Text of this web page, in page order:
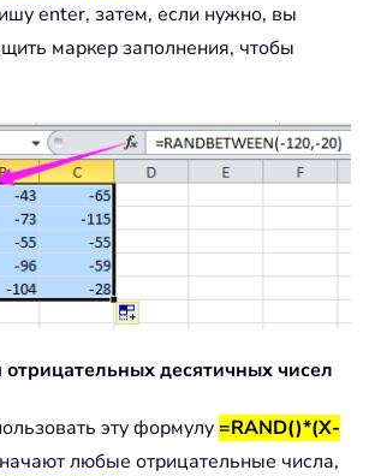
enter, затем, если нужно, вы
маркер заполнения, чтобы
десятичных чисел
эту формулу=RAND()*(X-
любые отрицательные числа,